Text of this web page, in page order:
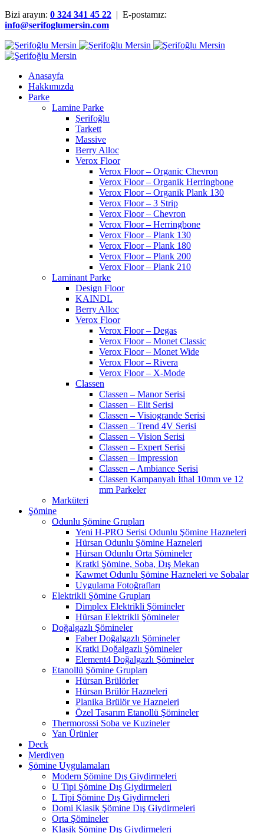
Bizi arayın: 0 324 341 45 22 | E-postamız:
info@serifoglumersin.com
Anasayfa
Hakkımızda
Parke
Lamine Parke
Şerifoğlu
Tarkett
Massive
Berry Alloc
Verox Floor
Verox Floor – Organic Chevron
Verox Floor – Organik Herringbone
Verox Floor – Organik Plank 130
Verox Floor – 3 Strip
Verox Floor – Chevron
Verox Floor – Herringbone
Verox Floor – Plank 130
Verox Floor – Plank 180
Verox Floor – Plank 200
Verox Floor – Plank 210
Laminant Parke
Design Floor
KAINDL
Berry Alloc
Verox Floor
Verox Floor – Degas
Verox Floor – Monet Classic
Verox Floor – Monet Wide
Verox Floor – Rivera
Verox Floor – X-Mode
Classen
Classen – Manor Serisi
Classen – Elit Serisi
Classen – Visiogrande Serisi
Classen – Trend 4V Serisi
Classen – Vision Serisi
Classen – Expert Serisi
Classen – Impression
Classen – Ambiance Serisi
Classen Kampanyalı İthal 10mm ve 12
mm Parkeler
Marküteri
Şömine
Odunlu Şömine Grupları
Yeni H-PRO Serisi Odunlu Şömine Hazneleri
Hürsan Odunlu Şömine Hazneleri
Hürsan Odunlu Orta Şömineler
Kratki Şömine, Soba, Dış Mekan
Kawmet Odunlu Şömine Hazneleri ve Sobalar
Uygulama Fotoğrafları
Elektrikli Şömine Grupları
Dimplex Elektrikli Şömineler
Hürsan Elektrikli Şömineler
Doğalgazlı Şömineler
Faber Doğalgazlı Şömineler
Kratki Doğalgazlı Şömineler
Element4 Doğalgazlı Şömineler
Etanollü Şömine Grupları
Hürsan Brülörler
Hürsan Brülör Hazneleri
Planika Brülör ve Hazneleri
Özel Tasarım Etanollü Şömineler
Thermorossi Soba ve Kuzineler
Yan Ürünler
Deck
Merdiven
Şömine Uygulamaları
Modern Şömine Dış Giydirmeleri
U Tipi Şömine Dış Giydirmeleri
L Tipi Şömine Dış Giydirmeleri
Domi Klasik Şömine Dış Giydirmeleri
Orta Şömineler
Klasik Şömine Dış Giydirmeleri